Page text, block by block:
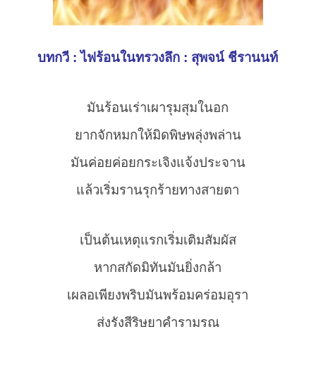
บทกวี : ไฟร้อนในทรวงลึก : สุพจน์ ชีรานนท์
มันร้อนเร่าเผารุมสุมในอก
ยากจักหมกให้มิดพิษพลุ่งพล่าน
มันค่อยค่อยกระเจิงแจ้งประจาน
แล้วเริ่มรานรุกร้ายทางสายตา
เป็นต้นเหตุแรกเริ่มเติมสัมผัส
หากสกัดมิทันมันยิ่งกล้า
เผลอเพียงพริบมันพร้อมคร่อมอุรา
ส่งรังสีริษยาคำรามรณ